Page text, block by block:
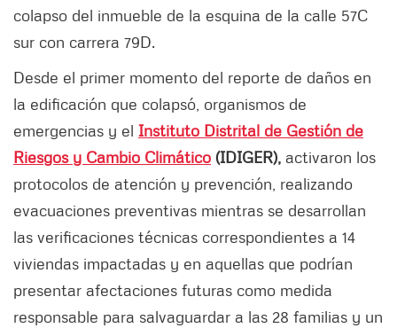
colapso del inmueble de la esquina de la calle 57C
sur con carrera 79D.
Desde el primer momento del reporte de daños en
la edificación que colapsó, organismos de
emergencias y el Instituto Distrital de Gestión de
Riesgos y Cambio Climático (IDIGER), activaron los
protocolos de atención y prevención, realizando
evacuaciones preventivas mientras se desarrollan
las verificaciones técnicas correspondientes a 14
viviendas impactadas y en aquellas que podrían
presentar afectaciones futuras como medida
responsable para salvaguardar a las 28 familias y un